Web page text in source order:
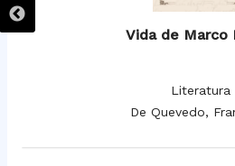
Vida de Marco
Literatura
De Quevedo,